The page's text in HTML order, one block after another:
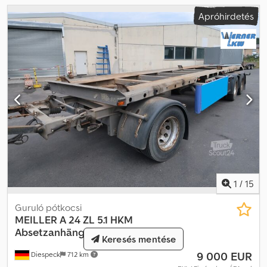
Apróhirdetés
1 / 15
Diespeck 712 km
Guruló pótkocsi
MEILLER A 24 ZL 5.1 HKM
Absetzanhänger
9 000 EUR
Keresés mentése